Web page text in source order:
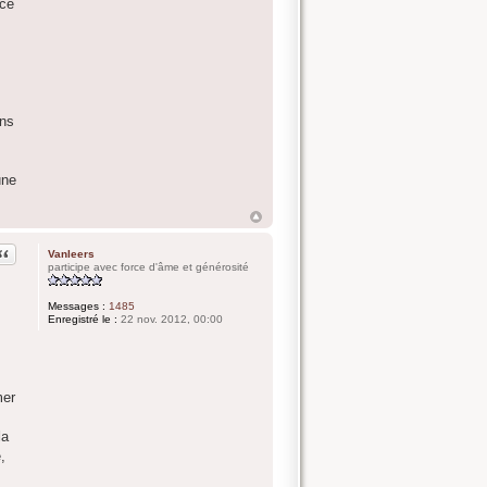
Vanleers
participe avec force d'âme et générosité
Messages : 1485
Enregistré le : 22 nov. 2012, 00:00